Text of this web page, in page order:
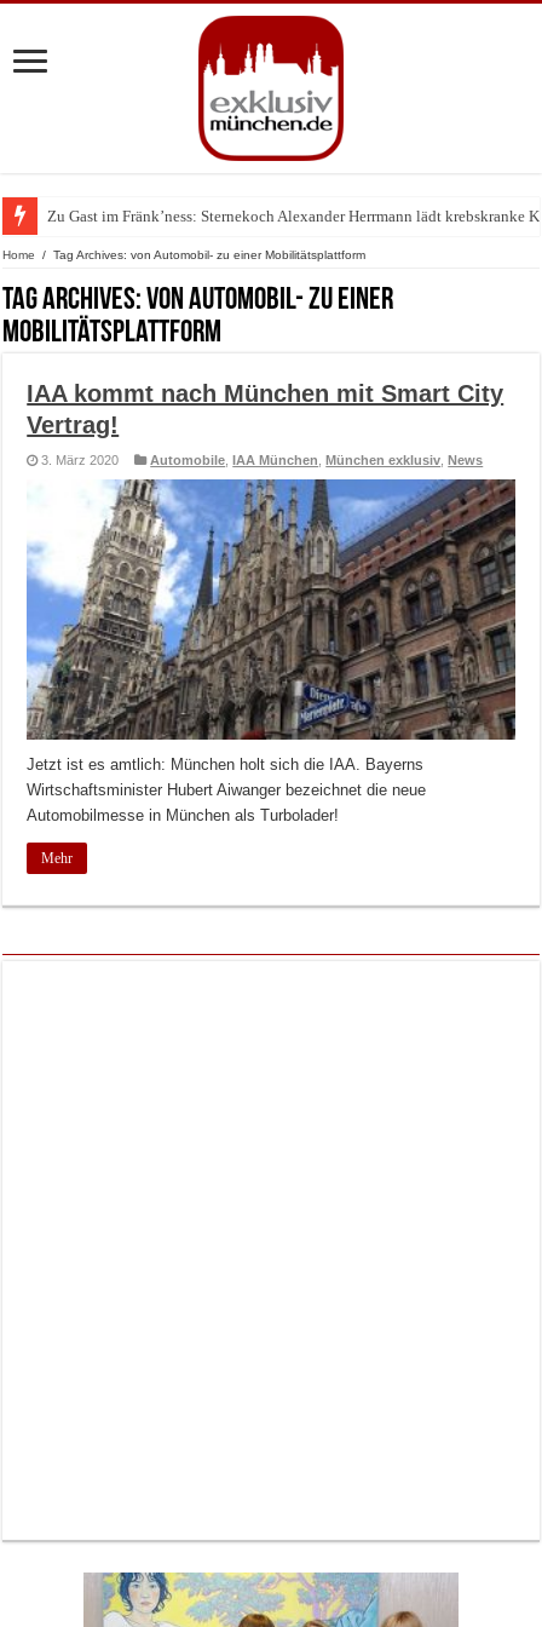
Zu Gast im Fränk’ness: Sternekoch Alexander Herrmann lädt krebskranke
Warum München gerade zum Treffpunkt der Lingerie-Branche wurde
Home / Tag Archives: von Automobil- zu einer Mobilitätsplattform
Tag Archives:von Automobil- zu einer
Mobilitätsplattform
IAA kommt nach München mit Smart City
Vertrag!
3. März 2020 Automobile ,IAA München ,München exklusiv ,News
Jetzt ist es amtlich: München holt sich die IAA. Bayerns
Wirtschaftsminister Hubert Aiwanger bezeichnet die neue
Automobilmesse in München als Turbolader!
Mehr